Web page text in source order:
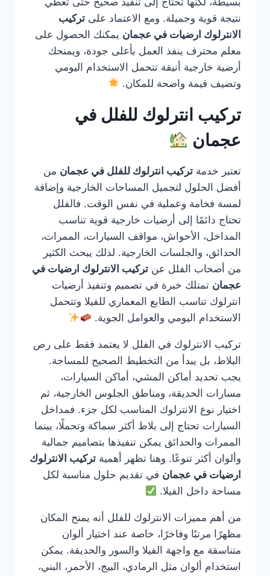
نتيجة قوية وجميلة. ومع الاعتماد على تركيب
الانترلوك ارضيات في عجمان يمكنك الحصول على
معلم محترف ينفذ العمل بأعلى جودة، ويمنحك
أرضية خارجية أنيقة تتحمل الاستخدام اليومي
وتضيف قيمة واضحة للمكان.
تركيب انترلوك للفلل في
عجمان
تعتبر خدمة تركيب انترلوك للفلل في عجمان من
أفضل الحلول لتجميل المساحات الخارجية وإضافة
لمسة فخامة وعملية في نفس الوقت. فالفلل
تحتاج دائمًا إلى أرضيات خارجية قوية تناسب
المداخل، الأحواش، مواقف السيارات، الممرات،
الحدائق، والجلسات الخارجية. لذلك يبحث الكثير
من أصحاب الفلل عن تركيب الانترلوك ارضيات في
عجمان تمتلك خبرة في تصميم وتنفيذ أرضيات
انترلوك تناسب الطابع المعماري للفيلا وتتحمل
الاستخدام اليومي والعوامل الجوية.
تركيب الانترلوك في الفلل لا يعتمد فقط على رص
البلاط، بل يبدأ من التخطيط الصحيح للمساحة.
يجب تحديد أماكن المشي، أماكن السيارات،
مسارات الحديقة، ومناطق الجلوس الخارجية، ثم
اختيار نوع الانترلوك المناسب لكل جزء. فمداخل
السيارات تحتاج إلى بلاط أكثر سماكة وتحملًا، بينما
الممرات والحدائق يمكن تنفيذها بتصاميم جمالية
وألوان أكثر تنوعًا. وهنا تظهر أهمية تركيب الانترلوك
ارضيات في عجمان في تقديم حلول مناسبة لكل
مساحة داخل الفيلا.
من أهم مميزات الانترلوك للفلل أنه يمنح المكان
مظهرًا مرتبًا وفاخرًا، خاصة عند اختيار ألوان
متناسقة مع واجهة الفيلا والسور والحديقة. يمكن
استخدام ألوان مثل الرمادي، البيج، الأحمر، البني،